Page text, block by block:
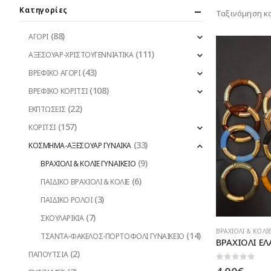
Ταξινόμηση
το
προϊόν
ΒΡΑΧΙΟΛΙ &
Κατηγορίες
ΑΓΟΡΙ (88)
ΑΞΕΣΟΥΑΡ-ΧΡΙΣΤΟΥΓΕΝΝΙΑΤΙΚΑ (111)
ΒΡΕΦΙΚΟ ΑΓΟΡΙ (43)
ΒΡΕΦΙΚΟ ΚΟΡΙΤΣΙ (108)
ΕΚΠΤΩΣΕΙΣ (22)
ΚΟΡΙΤΣΙ (157)
ΚΟΣΜΗΜΑ-ΑΞΕΣΟΥΑΡ ΓΥΝΑΙΚΑ (33)
ΒΡΑΧΙΟΛΙ & ΚΟΛΙΕ ΓΥΝΑΙΚΕΙΟ (9)
ΠΑΙΔΙΚΟ ΒΡΑΧΙΟΛΙ & ΚΟΛΙΕ (6)
ΠΑΙΔΙΚΟ ΡΟΛΟΙ (3)
ΣΚΟΥΛΑΡΙΚΙΑ (7)
ΤΣΑΝΤΑ-ΦΑΚΕΛΟΣ-ΠΟΡΤΟΦΟΛΙ ΓΥΝΑΙΚΕΙΟ (14)
ΠΑΠΟΥΤΣΙΑ (2)